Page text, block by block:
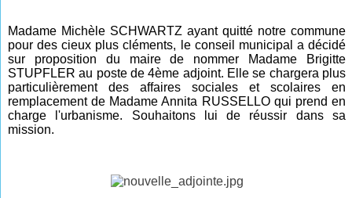
Madame Michèle SCHWARTZ ayant quitté notre commune
pour des cieux plus cléments, le conseil municipal a décidé
sur proposition du maire de nommer Madame Brigitte
STUPFLER au poste de 4ème adjoint. Elle se chargera plus
particulièrement des affaires sociales et scolaires en
remplacement de Madame Annita RUSSELLO qui prend en
charge l'urbanisme. Souhaitons lui de réussir dans sa
mission.